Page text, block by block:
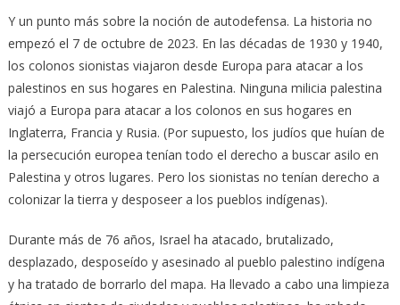
Y un punto más sobre la noción de autodefensa. La historia no
empezó el 7 de octubre de 2023. En las décadas de 1930 y 1940,
los colonos sionistas viajaron desde Europa para atacar a los
palestinos en sus hogares en Palestina. Ninguna milicia palestina
viajó a Europa para atacar a los colonos en sus hogares en
Inglaterra, Francia y Rusia. (Por supuesto, los judíos que huían de
la persecución europea tenían todo el derecho a buscar asilo en
Palestina y otros lugares. Pero los sionistas no tenían derecho a
colonizar la tierra y desposeer a los pueblos indígenas).
Durante más de 76 años, Israel ha atacado, brutalizado,
desplazado, desposeído y asesinado al pueblo palestino indígena
y ha tratado de borrarlo del mapa. Ha llevado a cabo una limpieza